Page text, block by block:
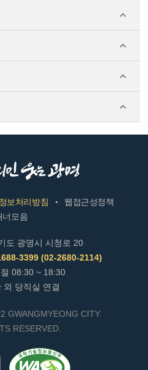
보처리방침
웹접근성정책
너모음
도 광명시 시청로 20
3399 (02-2680-2114)
08:30 ~ 18:30
외 당직실 연결
GWANGMYEONG CITY.
RESERVED.